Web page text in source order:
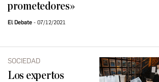
prometedores»
El Debate 07/12/2021
SOCIEDAD
Los expertos